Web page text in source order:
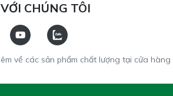
CHÚNG TÔI
về các sản phẩm chất lượng tại cửa hàng